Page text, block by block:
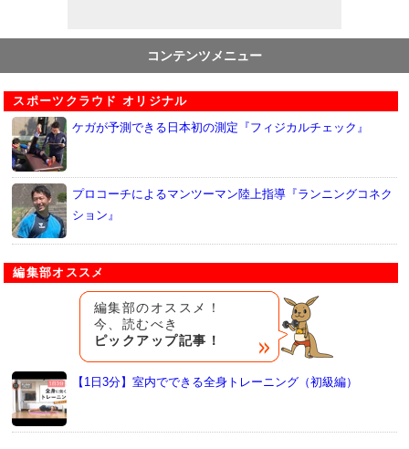
コンテンツメニュー
スポーツクラウド オリジナル
ケガが予測できる日本初の測定『フィジカルチェック』
プロコーチによるマンツーマン陸上指導『ランニングコネク
ション』
編集部オススメ
編集部のオススメ！
今、読むべき
ピックアップ記事！
【1日3分】室内でできる全身トレーニング（初級編）